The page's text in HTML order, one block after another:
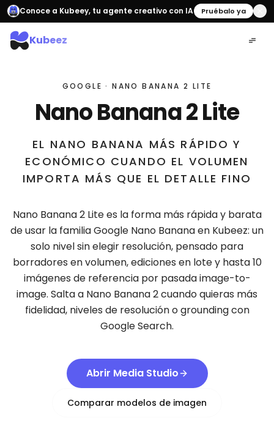
Conoce a Kubeey, tu agente creativo con IA Pruébalo ya
Kubeez
GOOGLE · NANO BANANA 2 LITE
Nano Banana 2 Lite
EL NANO BANANA MÁS RÁPIDO Y
ECONÓMICO CUANDO EL VOLUMEN
IMPORTA MÁS QUE EL DETALLE FINO
Nano Banana 2 Lite es la forma más rápida y barata
de usar la familia Google Nano Banana en Kubeez: un
solo nivel sin elegir resolución, pensado para
borradores en volumen, ediciones en lote y hasta 10
imágenes de referencia por pasada image-to-
image. Salta a Nano Banana 2 cuando quieras más
fidelidad, niveles de resolución o grounding con
Google Search.
Abrir Media Studio
Comparar modelos de imagen